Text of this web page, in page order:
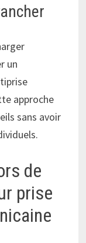
un
approche
sans avoir
de
prise